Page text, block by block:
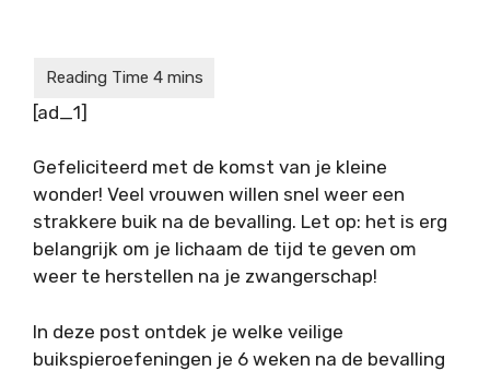
[ad_1]
Gefeliciteerd met de komst van je kleine
wonder! Veel vrouwen willen snel weer een
strakkere buik na de bevalling. Let op: het is erg
belangrijk om je lichaam de tijd te geven om
weer te herstellen na je zwangerschap!
In deze post ontdek je welke veilige
buikspieroefeningen je 6 weken na de bevalling